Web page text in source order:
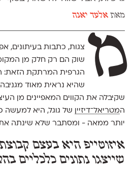
מאת אלעד יאנה
מ
צגות, כתבות בעיתונים,
שוק הם רק חלק מן
הגרפית המרתקת הזאת:
שהיא נראית מאוד
שקיבלה את הקווים המאפיינים מן
המטריאל־דיזיין
של גוגל, היא למעשה
יותר ממאה - ומסתבר שלא שינתה את
איזוטייפ היא בעצם
שייצגו נתונים כלכליים